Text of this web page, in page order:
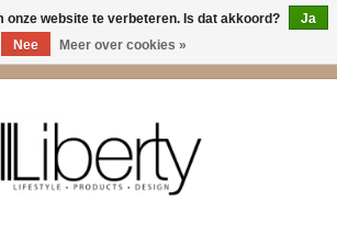
onze website te verbeteren. Is dat akkoord?
Ja
Nee
Meer over cookies »